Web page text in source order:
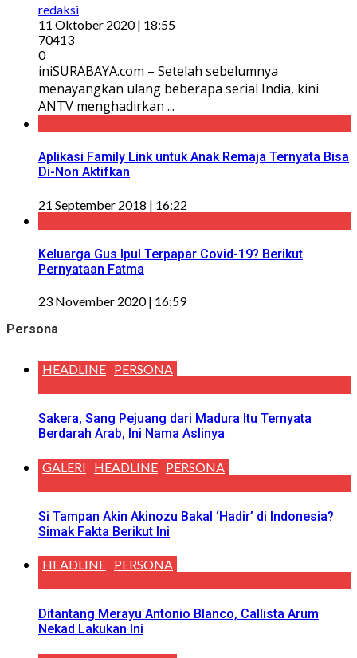
redaksi
11 Oktober 2020 | 18:55
70413
0
iniSURABAYA.com – Setelah sebelumnya
menayangkan ulang beberapa serial India, kini
ANTV menghadirkan ...
Aplikasi Family Link untuk Anak Remaja Ternyata Bisa
Di-Non Aktifkan
21 September 2018 | 16:22
Keluarga Gus Ipul Terpapar Covid-19? Berikut
Pernyataan Fatma
23 November 2020 | 16:59
Persona
HEADLINE PERSONA
Sakera, Sang Pejuang dari Madura Itu Ternyata
Berdarah Arab, Ini Nama Aslinya
GALERI HEADLINE PERSONA
Si Tampan Akin Akinozu Bakal ‘Hadir’ di Indonesia?
Simak Fakta Berikut Ini
HEADLINE PERSONA
Ditantang Merayu Antonio Blanco, Callista Arum
Nekad Lakukan Ini